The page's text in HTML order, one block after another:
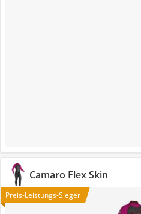
Camaro Flex Skin
Preis-Leistungs-Sieger